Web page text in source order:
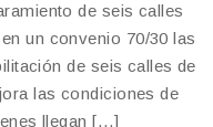
de seis calles
un convenio 70/30 las
de seis calles de
las condiciones de
llegan […]